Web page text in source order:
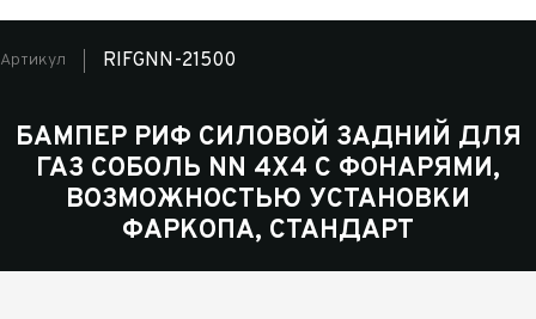
Артикул RIFGNN-21500
БАМПЕР РИФ СИЛОВОЙ ЗАДНИЙ ДЛЯ
ГАЗ СОБОЛЬ NN 4X4 С ФОНАРЯМИ,
ВОЗМОЖНОСТЬЮ УСТАНОВКИ
ФАРКОПА, СТАНДАРТ